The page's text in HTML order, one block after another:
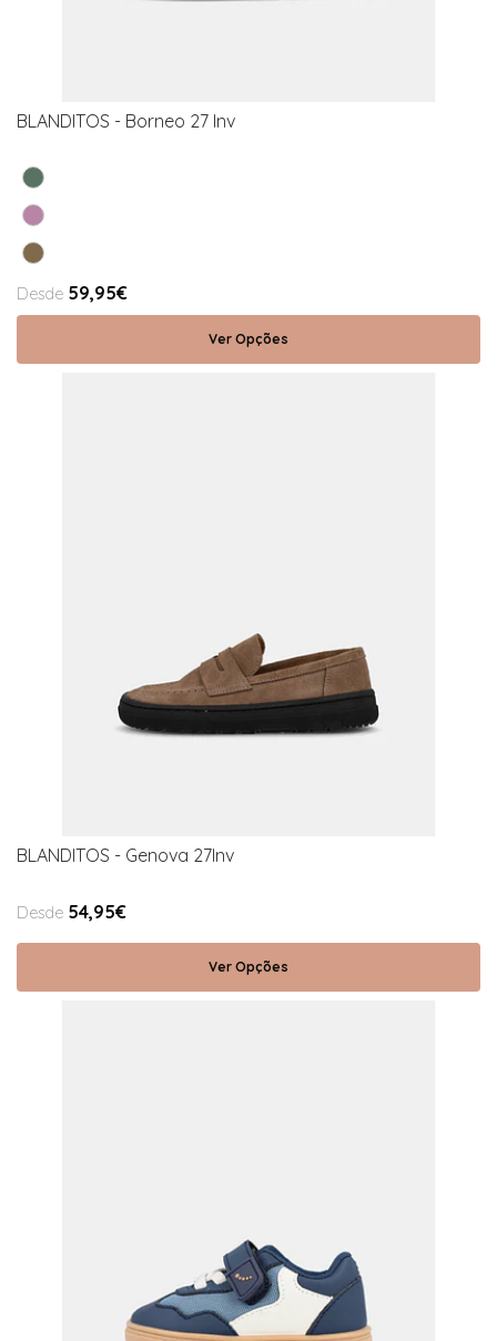
BLANDITOS - Borneo 27 Inv
Desde 59,95€
Ver Opções
BLANDITOS - Genova 27Inv
Desde 54,95€
Ver Opções